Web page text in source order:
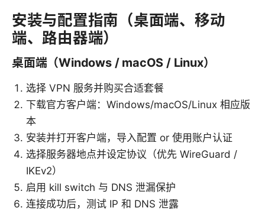
安装与配置指南（桌面端、移动
端、路由器端）
桌面端（Windows / macOS / Linux）
选择 VPN 服务并购买合适套餐
下载官方客户端：Windows/macOS/Linux 相应版
本
安装并打开客户端，导入配置 or 使用账户认证
选择服务器地点并设定协议（优先 WireGuard /
IKEv2）
启用 kill switch 与 DNS 泄漏保护
连接成功后，测试 IP 和 DNS 泄露